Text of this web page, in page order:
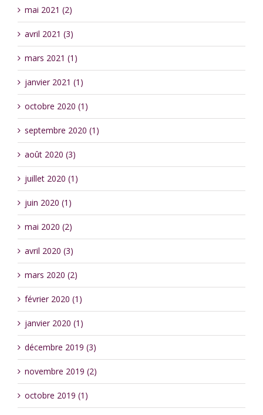
mai 2021 (2)
avril 2021 (3)
mars 2021 (1)
janvier 2021 (1)
octobre 2020 (1)
septembre 2020 (1)
août 2020 (3)
juillet 2020 (1)
juin 2020 (1)
mai 2020 (2)
avril 2020 (3)
mars 2020 (2)
février 2020 (1)
janvier 2020 (1)
décembre 2019 (3)
novembre 2019 (2)
octobre 2019 (1)